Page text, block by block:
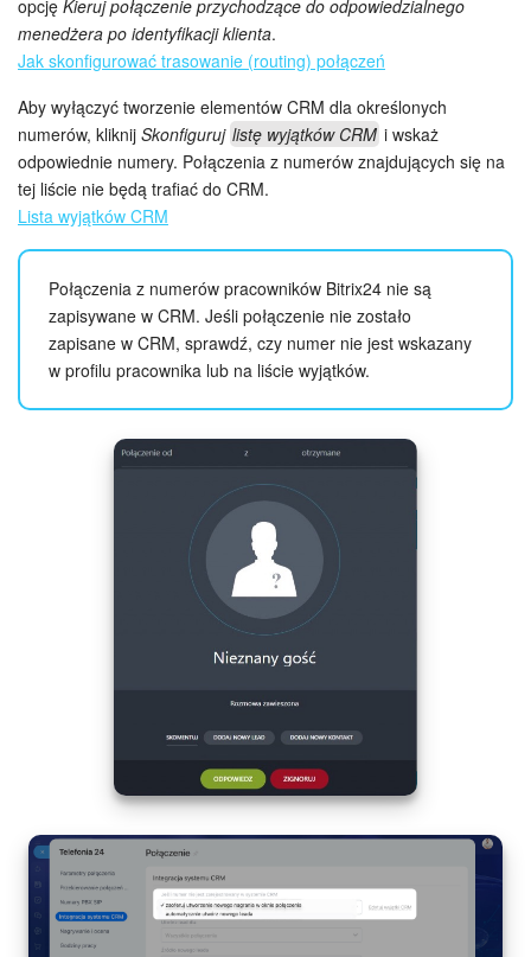
ZAŁÓŻ KONTO
LOGOWANIE
opcję Kieruj połączenie przychodzące do odpowiedzialnego
menedżera po identyfikacji klienta.
Jak skonfigurować trasowanie (routing) połączeń
Aby wyłączyć tworzenie elementów CRM dla określonych
numerów, kliknij Skonfiguruj listę wyjątków CRM i wskaż
odpowiednie numery. Połączenia z numerów znajdujących się na
tej liście nie będą trafiać do CRM.
Lista wyjątków CRM
Połączenia z numerów pracowników Bitrix24 nie są
zapisywane w CRM. Jeśli połączenie nie zostało
zapisane w CRM, sprawdź, czy numer nie jest wskazany
w profilu pracownika lub na liście wyjątków.